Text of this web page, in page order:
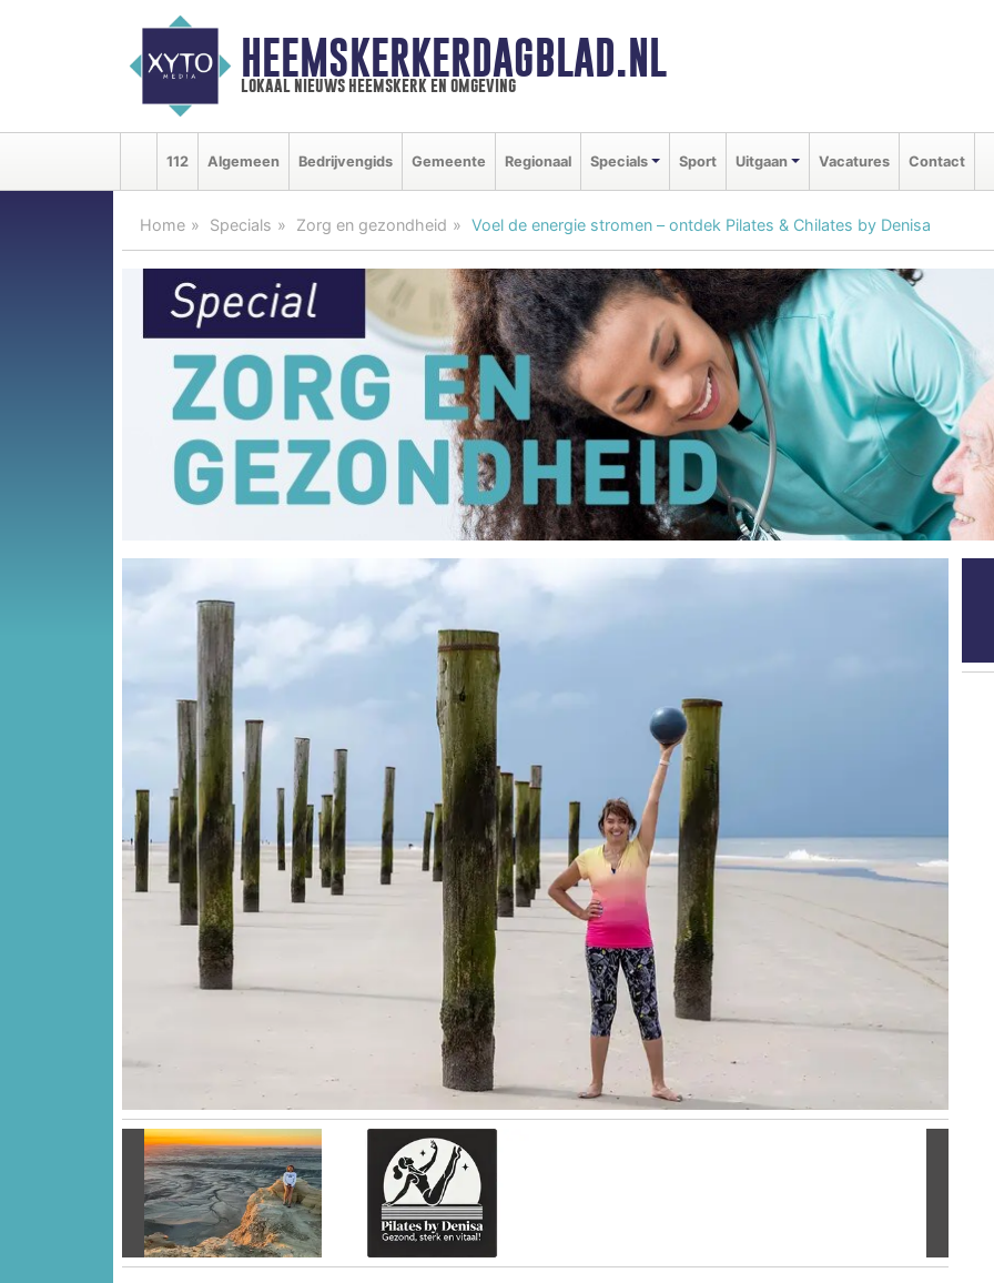
HEEMSKERKERDAGBLAD.NL
lokaal nieuws heemskerk en omgeving
112 Algemeen Bedrijvengids Gemeente Regionaal Specials Sport Uitgaan Vacatures Contact
Home Specials Zorg en gezondheid Voel de energie stromen – ontdek Pilates & Chilates by Denisa
Vorige